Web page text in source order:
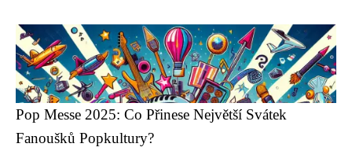
Pop Messe 2025: Co Přinese Největší Svátek
Fanoušků Popkultury?